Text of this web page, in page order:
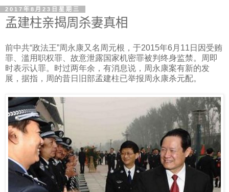
2017年8月23日星期三
孟建柱亲揭周杀妻真相
前中共“政法王”周永康又名周元根，于2015年6 月 11 日因受贿
罪、滥用职权罪、故意泄露国家机密罪被判终身监禁。周即
时表示认罪。时过两年余，有消息说，周永康案有新的发
展，据指，周的昔日旧部孟建柱已举报周永康杀元配。